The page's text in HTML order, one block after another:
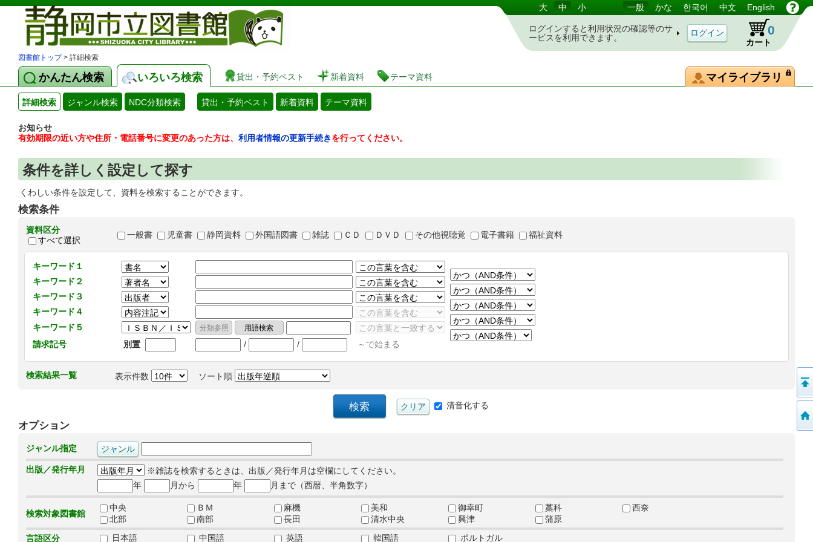
図書館 蔵書検索・予約システム 大 中 小 一般 かな 한국어 中文 English
ログインすると利用状況の確認等のサ
ービスを利用できます。
カート
0
図書館トップ> 詳細検索
かんたん検索 いろいろ検索 貸出・予約ベスト 新着資料 テーマ資料 マイライブラリ
詳細検索 ジャンル検索 NDC分類検索 貸出・予約ベスト 新着資料 テーマ資料
お知らせ
有効期限の近い方や住所・電話番号に変更のあった方は、 利用者情報の更新手続きを行ってください。
条件を詳しく設定して探す
くわしい条件を設定して、資料を検索することができます。
検索条件
資料区分
すべて選択
一般書 児童書 静岡資料 外国語図書 雑誌 ＣＤ ＤＶＤ その他視聴覚 電子書籍 福祉資料
キーワード１
キーワード２
キーワード３
キーワード４
キーワード５
請求記号
別置 / / ～で始まる
検索結果一覧 表示件数 ソート順
清音化する
オプション
ジャンル指定
出版／発行年月
※雑誌を検索するときは、出版／発行年月は空欄にしてください。
年
月から 年 月まで（西暦、半角数字）
検索対象図書館
中央 ＢＭ 麻機 美和 御幸町 藁科
西奈
北部
南部 長田 清水中央 興津
蒲原
言語区分
日本語 中国語 英語 韓国語 ポルトガル